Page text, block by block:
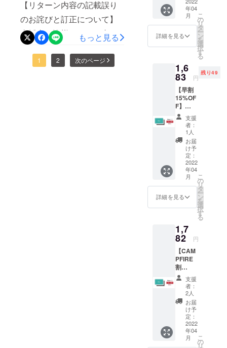
けできるよう頑張っており
ます。配送予定時期としま
しては、2022年6月上旬〜
中旬を予定しております。
発送に関する進捗がありま
本当にありがとうございま
す。残り42日と、引き続き
クラウドファンディング内
での先行予約販売を続けて
おりますので、『Macy』
【リターン内容の記載誤り
のお詫びと訂正について】
支援者の皆様リターン内容
について、下記の通り一部
記載内容 に誤りがございま
もっと見る
1 2 次のページ
今後発売予
定の新製品
を通じて新
たな発見を
提供し続け
ンドを目指
し、成長し
ていきま
1,584円
（税
込・送
料込）
■３色か
らお好
ラーを
お選び
くださ
い ■４
月中旬
を目安
にお届
けを予
定して
おりま
す ■製
品発送
日より
３ヶ月
の製品
保証あ
り
年04
月
詳細を見る
こ
の
リ
タ
ー
ン
を
選
択
す
る
1,6
83 円
残り49
【早割
15%OF
F】
Macy
カード
１枚
（印字
なし）
■価格：
1,683円
（税
込・送
料込）
■３色か
らお好
みのカ
お選び
くださ
い ■４
月中旬
を目安
にお届
けを予
定して
おりま
す ■製
品発送
日より
３ヶ月
の製品
保証あ
支援
者：
1人
お届
け予
定：
2022
年04
月
詳細を見る
こ
の
リ
タ
ー
ン
を
選
択
す
る
1,7
82 円
【CAM
PFIRE
割
10%OF
F】
Macy
カード
１枚
（印字
なし）
■価格：
1,782円
支援
者：
2人
お届
け予
定：
2022
年04
月
こ
の
リ